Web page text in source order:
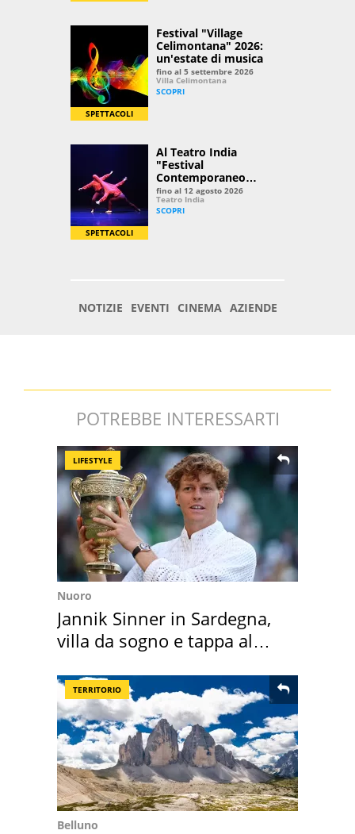
POTREBBE INTERESSARTI
LIFESTYLE
Nuoro
Jannik Sinner in Sardegna,
villa da sogno e tappa al
TERRITORIO
Belluno